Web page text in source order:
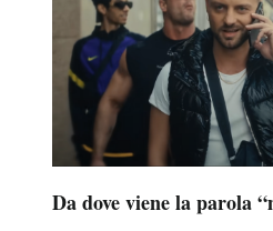
Da dove viene la parola